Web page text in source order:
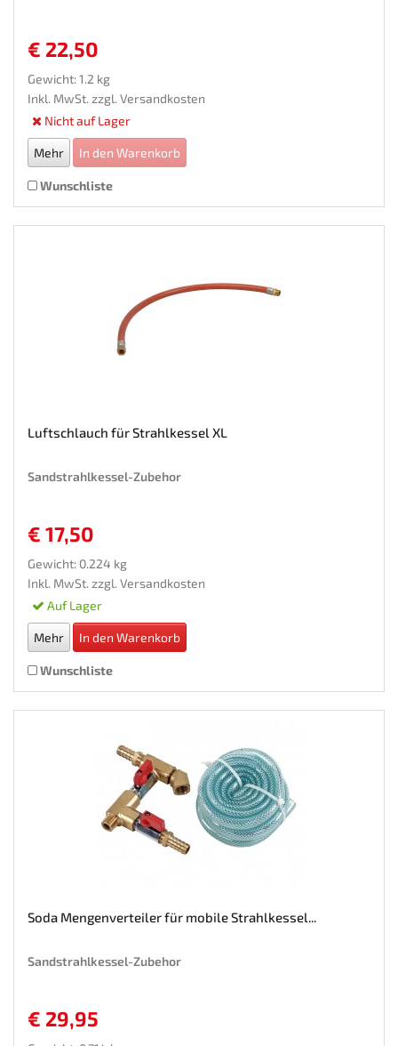
€ 22,50
Gewicht: 1.2 kg
Inkl. MwSt. zzgl. Versandkosten
Nicht auf Lager
Mehr In den Warenkorb
Wunschliste
Luftschlauch für Strahlkessel XL
Sandstrahlkessel-Zubehor
€ 17,50
Gewicht: 0.224 kg
Inkl. MwSt. zzgl. Versandkosten
Auf Lager
Mehr In den Warenkorb
Wunschliste
Soda Mengenverteiler für mobile Strahlkessel...
Sandstrahlkessel-Zubehor
€ 29,95